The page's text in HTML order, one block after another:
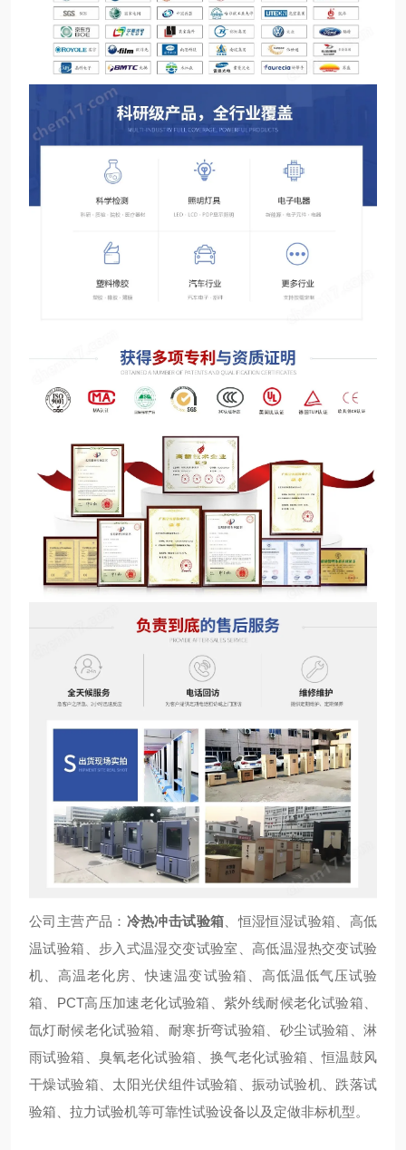
公司主营产品： 冷热冲击试验箱 、恒湿恒湿试验箱、高低
温试验箱、步入式温湿交变试验室、高低温湿热交变试验
机、高温老化房、快速温变试验箱、高低温低气压试验
箱、PCT高压加速老化试验箱、紫外线耐候老化试验箱、
氙灯耐候老化试验箱、耐寒折弯试验箱、砂尘试验箱、淋
雨试验箱、臭氧老化试验箱、换气老化试验箱、恒温鼓风
干燥试验箱、太阳光伏组件试验箱、振动试验机、跌落试
验箱、拉力试验机等可靠性试验设备以及定做非标机型。